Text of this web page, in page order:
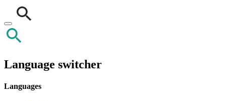
Language switcher
Languages